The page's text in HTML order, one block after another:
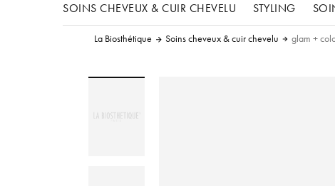
SOINS CHEVEUX & CUIR CHEVELU STYLING
La Biosthétique Soins cheveux & cuir chevelu glam +